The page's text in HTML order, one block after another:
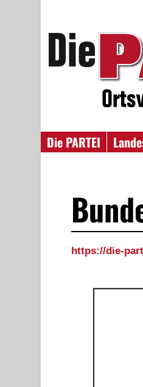
Die PARTEI
https://die-